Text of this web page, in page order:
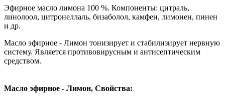
Эфирное масло лимона 100 %. Компоненты: цитраль,
линолоол, цитронеллаль, бизаболол, камфен, лимонен, пинен
и др.
Масло эфирное - Лимон тонизирует и стабилизирует нервную
систему. Является противовирусным и антисептическим
средством.
Масло эфирное - Лимон, Свойства: